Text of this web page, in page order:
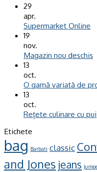
29
apr.
Supermarket Online
19
nov.
Magazin nou deschis
13
oct.
O gamă variată de
13
oct.
Rețete culinare cu pui
Etichete
bag Barbati classic
and Jones jeans